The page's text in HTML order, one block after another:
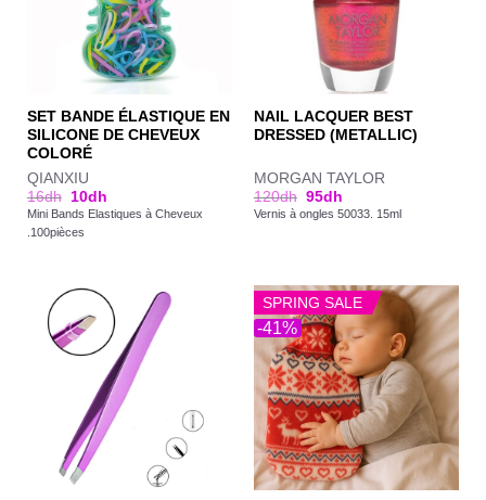
SET BANDE ÉLASTIQUE EN
SILICONE DE CHEVEUX
COLORÉ
QIANXIU
16dh 10dh
Mini Bands Elastiques à Cheveux
.100pièces
NAIL LACQUER BEST
DRESSED (METALLIC)
MORGAN TAYLOR
120dh 95dh
Vernis à ongles 50033. 15ml
-41%
SPRING SALE